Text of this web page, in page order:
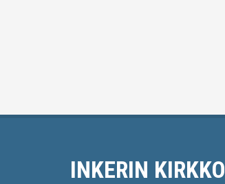
INKERIN KIRKKO